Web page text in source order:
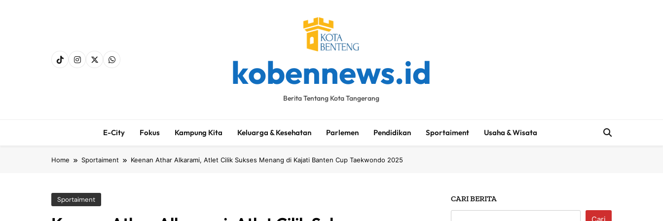
kobennews.id
Berita Tentang Kota Tangerang
E-City Fokus Kampung Kita Keluarga & Kesehatan Parlemen Pendidikan Sportaiment Usaha & Wisata
Home Sportaiment Keenan Athar Alkarami, Atlet Cilik Sukses Menang di Kajati Banten Cup Taekwondo 2025
Sportaiment CARI BERITA